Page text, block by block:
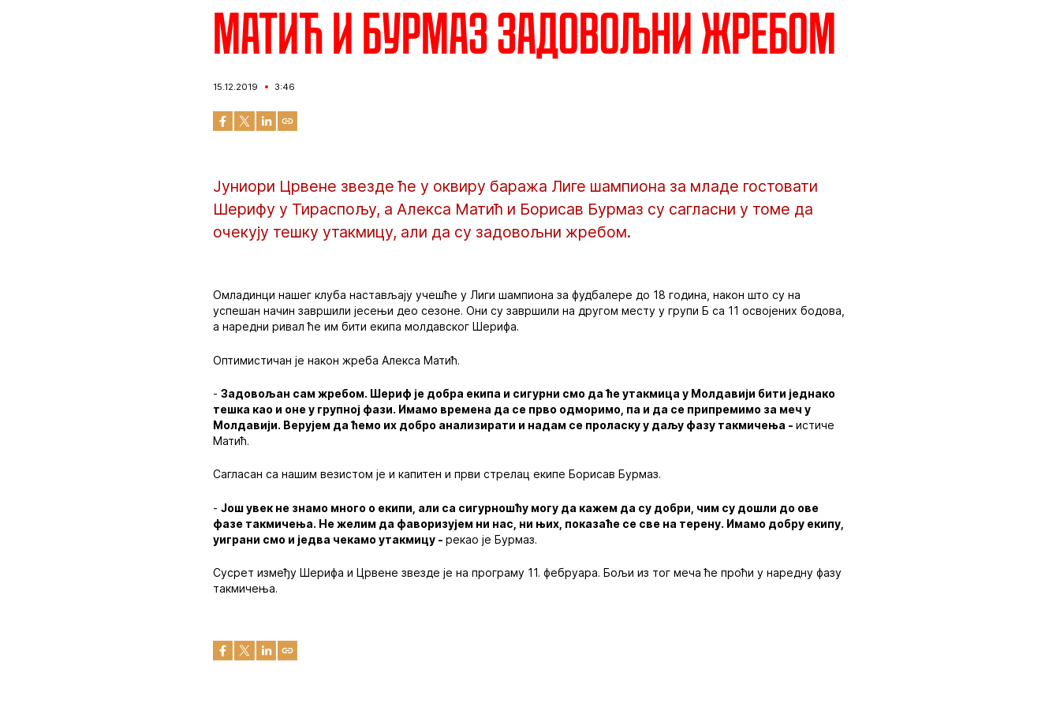
Матић и Бурмаз задовољни жребом
15.12.2019 3:46
Јуниори Црвене звезде ће у оквиру баража Лиге шампиона за младе гостовати
Шерифу у Тираспољу, а Алекса Матић и Борисав Бурмаз су сагласни у томе да
очекују тешку утакмицу, али да су задовољни жребом.
Омладинци нашег клуба настављају учешће у Лиги шампиона за фудбалере до 18 година, након што су на
успешан начин завршили јесењи део сезоне. Они су завршили на другом месту у групи Б са 11 освојених бодова,
а наредни ривал ће им бити екипа молдавског Шерифа.
Оптимистичан је након жреба Алекса Матић.
-Задовољан сам жребом. Шериф је добра екипа и сигурни смо да ће утакмица у Молдавији бити једнако
тешка као и оне у групној фази. Имамо времена да се прво одморимо, па и да се припремимо за меч у
Молдавији. Верујем да ћемо их добро анализирати и надам се проласку у даљу фазу такмичења -истиче
Матић.
Сагласан са нашим везистом је и капитен и први стрелац екипе Борисав Бурмаз.
-Још увек не знамо много о екипи, али са сигурношћу могу да кажем да су добри, чим су дошли до ове
фазе такмичења. Не желим да фаворизујем ни нас, ни њих, показаће се све на терену. Имамо добру екипу,
уиграни смо и једва чекамо утакмицу -рекао је Бурмаз.
Сусрет између Шерифа и Црвене звезде је на програму 11. фебруара. Бољи из тог меча ће проћи у наредну фазу
такмичења.